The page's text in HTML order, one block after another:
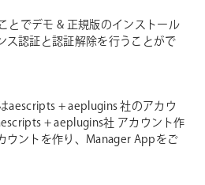
とでデモ & 正規版のインストール
ス認証と認証解除を行うことがで
aescripts + aeplugins 社のアカウ
+ aeplugins社 アカウント作
ウントを作り、Manager Appをご